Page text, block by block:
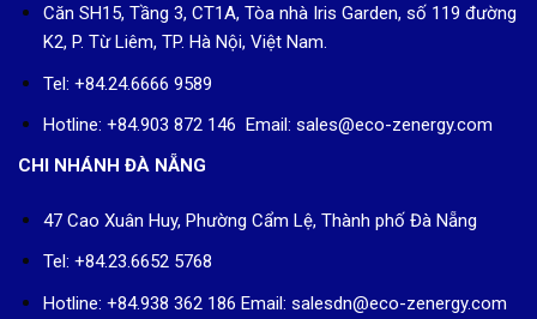
Căn SH15, Tầng 3, CT1A, Tòa nhà Iris Garden, số 119 đường
K2, P. Từ Liêm, TP. Hà Nội, Việt Nam.
Tel: +84.24.6666 9589
Hotline: +84.903 872 146 Email: sales@eco-zenergy.com
CHI NHÁNH ĐÀ NẴNG
47 Cao Xuân Huy, Phường Cẩm Lệ, Thành phố Đà Nẵng
Tel: +84.23.6652 5768
Hotline: +84.938 362 186 Email: salesdn@eco-zenergy.com